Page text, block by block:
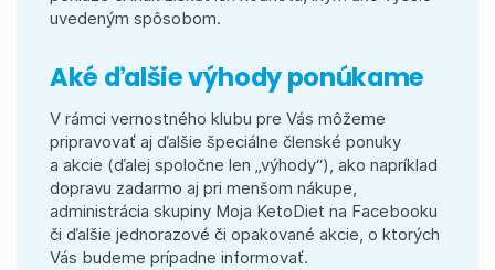
uvedeným spôsobom.
Aké ďalšie výhody ponúkame
V rámci vernostného klubu pre Vás môžeme
pripravovať aj ďalšie špeciálne členské ponuky
a akcie (ďalej spoločne len „výhody“), ako napríklad
dopravu zadarmo aj pri menšom nákupe,
administrácia skupiny Moja KetoDiet na Facebooku
či ďalšie jednorazové či opakované akcie, o ktorých
Vás budeme prípadne informovať.